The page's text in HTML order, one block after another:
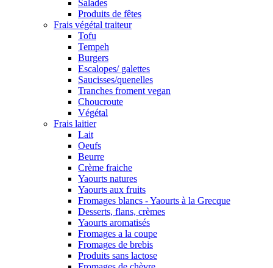
Salades
Produits de fêtes
Frais végétal traiteur
Tofu
Tempeh
Burgers
Escalopes/ galettes
Saucisses/quenelles
Tranches froment vegan
Choucroute
Végétal
Frais laitier
Lait
Oeufs
Beurre
Crème fraiche
Yaourts natures
Yaourts aux fruits
Fromages blancs - Yaourts à la Grecque
Desserts, flans, crèmes
Yaourts aromatisés
Fromages a la coupe
Fromages de brebis
Produits sans lactose